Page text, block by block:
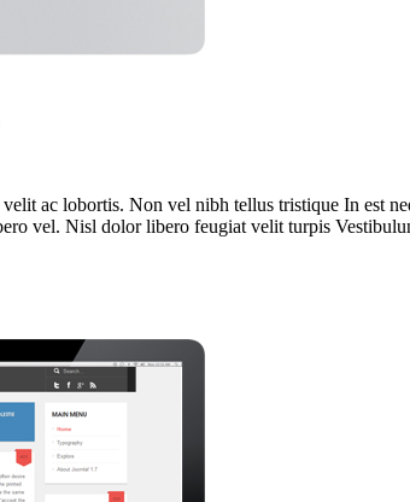
ac lobortis. Non vel nibh tellus tristique In est
vel. Nisl dolor libero feugiat velit turpis